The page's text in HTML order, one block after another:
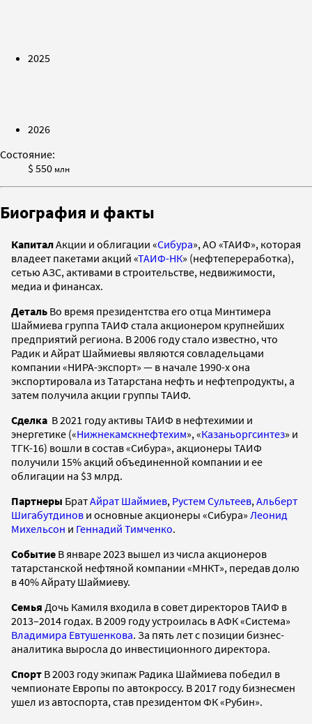
2025
2026
Состояние:
$ 550 млн
Биография и факты
КапиталАкции и облигации «Сибура», АО «ТАИФ», которая
владеет пакетами акций «ТАИФ-НК» (нефтепереработка),
сетью АЗС, активами в строительстве, недвижимости,
медиа и финансах.
Деталь Во время президентства его отца Минтимера
Шаймиева группа ТАИФ стала акционером крупнейших
предприятий региона. В 2006 году стало известно, что
Радик и Айрат Шаймиевы являются совладельцами
компании «НИРА-экспорт» — в начале 1990-х она
экспортировала из Татарстана нефть и нефтепродукты, а
затем получила акции группы ТАИФ.
Сделка В 2021 году активы ТАИФ в нефтехимии и
энергетике («Нижнекамскнефтехим», «Казаньоргсинтез» и
ТГК-16) вошли в состав «Сибура», акционеры ТАИФ
получили 15% акций объединенной компании и ее
облигации на $3 млрд.
Партнеры БратАйрат Шаймиев, Рустем Сультеев,Альберт
Шигабутдинов и основные акционеры «Сибура» Леонид
Михельсон и Геннадий Тимченко.
Событие В январе 2023 вышел из числа акционеров
татарстанской нефтяной компании «МНКТ», передав долю
в 40% Айрату Шаймиеву.
Семья Дочь Камиля входила в совет директоров ТАИФ в
2013–2014 годах. В 2009 году устроилась в АФК «Система»
Владимира Евтушенкова. За пять лет с позиции бизнес-
аналитика выросла до инвестиционного директора.
Спорт В 2003 году экипаж Радика Шаймиева победил в
чемпионате Европы по автокроссу. В 2017 году бизнесмен
ушел из автоспорта, став президентом ФК «Рубин».